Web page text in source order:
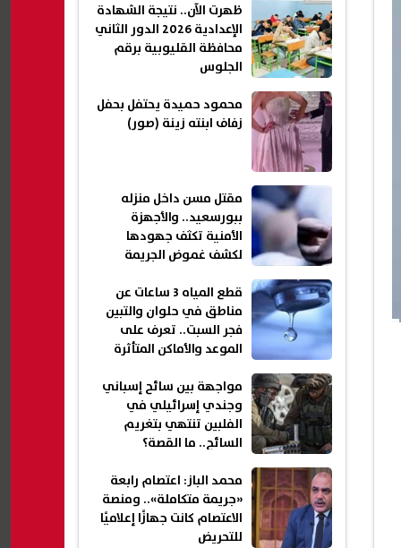
ظهرت الآن.. نتيجة الشهادة
الإعدادية 2026 الدور الثاني
محافظة القليوبية برقم
الجلوس
محمود حميدة يحتفل بحفل
زفاف ابنته زينة (صور)
مقتل مسن داخل منزله
ببورسعيد.. والأجهزة
الأمنية تكثف جهودها
لكشف غموض الجريمة
قطع المياه 3 ساعات عن
مناطق في حلوان والتبين
فجر السبت.. تعرف على
الموعد والأماكن المتأثرة
مواجهة بين سائح إسباني
وجندي إسرائيلي في
الفلبين تنتهي بتغريم
السائح.. ما القصة؟
محمد الباز: اعتصام رابعة
«جريمة متكاملة».. ومنصة
الاعتصام كانت جهازًا إعلاميًا
للتحريض